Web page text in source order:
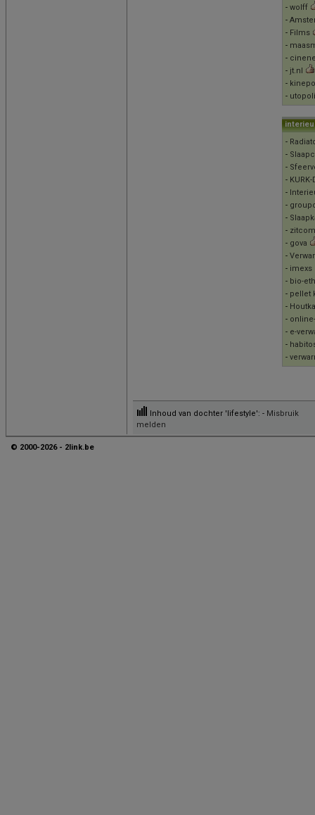
- wolff
-
- Films
-
-
- jt.nl
-
-
-
-
-
-
-
-
-
-
- gova
-
- imexs
- bio-
- pellet
-
-
- e-
-
-
Inhoud van dochter 'lifestyle': - Misbruik
melden
© 2000-2026 - 2link.be